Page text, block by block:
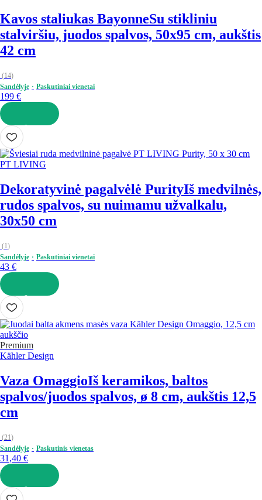
Kavos staliukas BayonneSu stikliniu
stalviršiu, juodos spalvos, 50x95 cm, aukštis
42 cm
(14)
Sandėlyje
Paskutiniai vienetai
199 €
Į KREPŠELĮ
PT LIVING
Dekoratyvinė pagalvėlė PurityIš medvilnės,
rudos spalvos, su nuimamu užvalkalu,
30x50 cm
(1)
Sandėlyje
Paskutiniai vienetai
43 €
Į KREPŠELĮ
Premium
Kähler Design
Vaza OmaggioIš keramikos, baltos
spalvos/juodos spalvos, ø 8 cm, aukštis 12,5
cm
(21)
Sandėlyje
Paskutinis vienetas
31,40 €
Į KREPŠELĮ